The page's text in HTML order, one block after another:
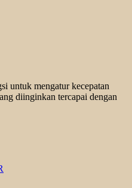
untuk mengatur kecepatan
diinginkan tercapai dengan